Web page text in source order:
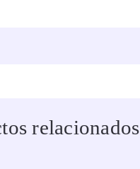
relacionados